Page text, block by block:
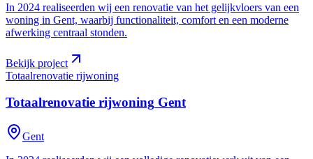
In 2024 realiseerden wij een renovatie van het gelijkvloers van een
woning in Gent, waarbij functionaliteit, comfort en een moderne
afwerking centraal stonden.
Bekijk project
Totaalrenovatie rijwoning
Totaalrenovatie rijwoning Gent
Gent